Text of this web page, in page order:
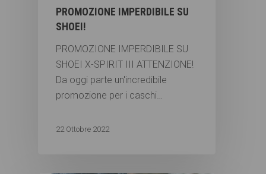
PROMOZIONE IMPERDIBILE SU
SHOEI!
PROMOZIONE IMPERDIBILE SU
SHOEI X-SPIRIT III ATTENZIONE!
Da oggi parte un'incredibile
promozione per i caschi…
22 Ottobre 2022